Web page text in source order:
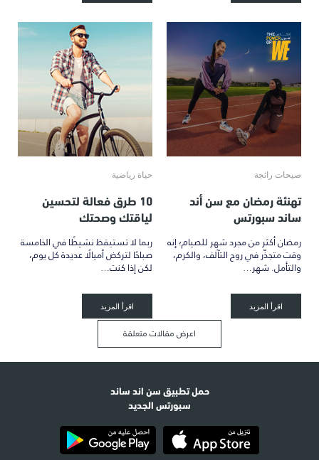
صيحات رائجة
تهنئة رمضان مع سن أند
ساند سبورتس
رمضان أكثر من مجرد شهر للصيام؛ إنه
وقت متجذّر في روح التآلف، والكرم،
والتأمل. شهر…
اقرأ المزيد
حياة رياضية
10 طرق فعالة لتحسين
لياقتك وصحتك
ربما لا تستيقظ نشيطًا في الخامسة
صباحًا لتركض أميالًا عديدة كل يوم،
لكن إذا كنت…
اقرأ المزيد
اعرض مقالات متعلقة
حمل تطبيق سن اند ساند
سبورتس الجديد